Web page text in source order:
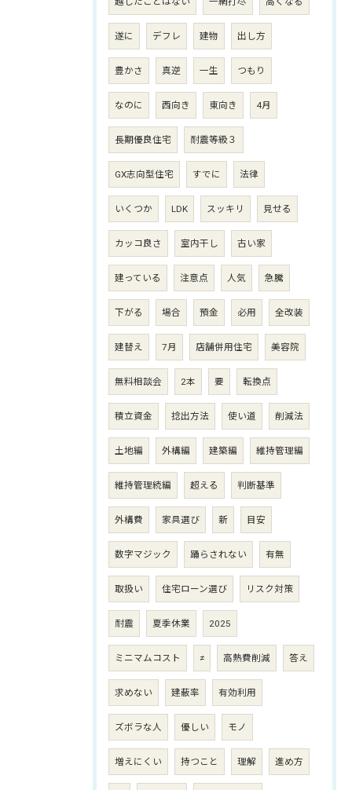
遂に デフレ 建物 出し方
豊かさ 真逆 一生 つもり
なのに 西向き 東向き 4月
長期優良住宅 耐震等級３
GX志向型住宅 すでに 法律
いくつか LDK スッキリ 見せる
カッコ良さ 室内干し 古い家
建っている 注意点 人気 急騰
下がる 場合 預金 必用 全改装
建替え 7月 店舗併用住宅 美容院
無料相談会 2本 要 転換点
積立資金 捻出方法 使い道 削減法
土地編 外構編 建築編 維持管理編
維持管理続編 超える 判断基準
外構費 家具選び 新 目安
数字マジック 踊らされない 有無
取扱い 住宅ローン選び リスク対策
耐震 夏季休業 2025
ミニマムコスト ≠ 高熱費削減 答え
求めない 建蔽率 有効利用
ズボラな人 優しい モノ
増えにくい 持つこと 理解 進め方